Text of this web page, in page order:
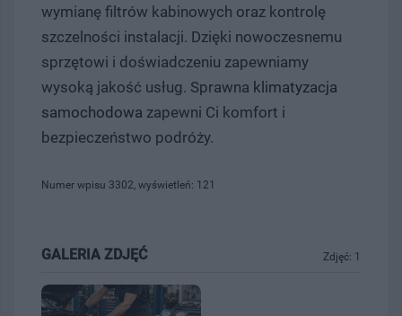
wymianę filtrów kabinowych oraz kontrolę
szczelności instalacji. Dzięki nowoczesnemu
sprzętowi i doświadczeniu zapewniamy
wysoką jakość usług. Sprawna klimatyzacja
samochodowa zapewni Ci komfort i
bezpieczeństwo podróży.
Numer wpisu 3302, wyświetleń: 121
Zdjęć: 1
GALERIA ZDJĘĆ